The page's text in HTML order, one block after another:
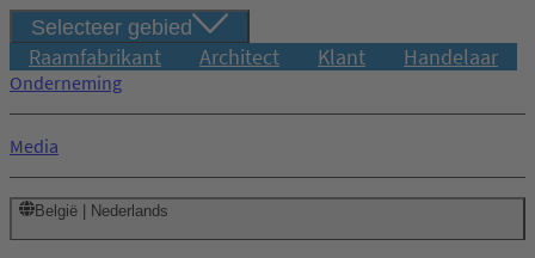
Selecteer gebied
Raamfabrikant Architect Klant Handelaar
Onderneming
Media
België | Nederlands